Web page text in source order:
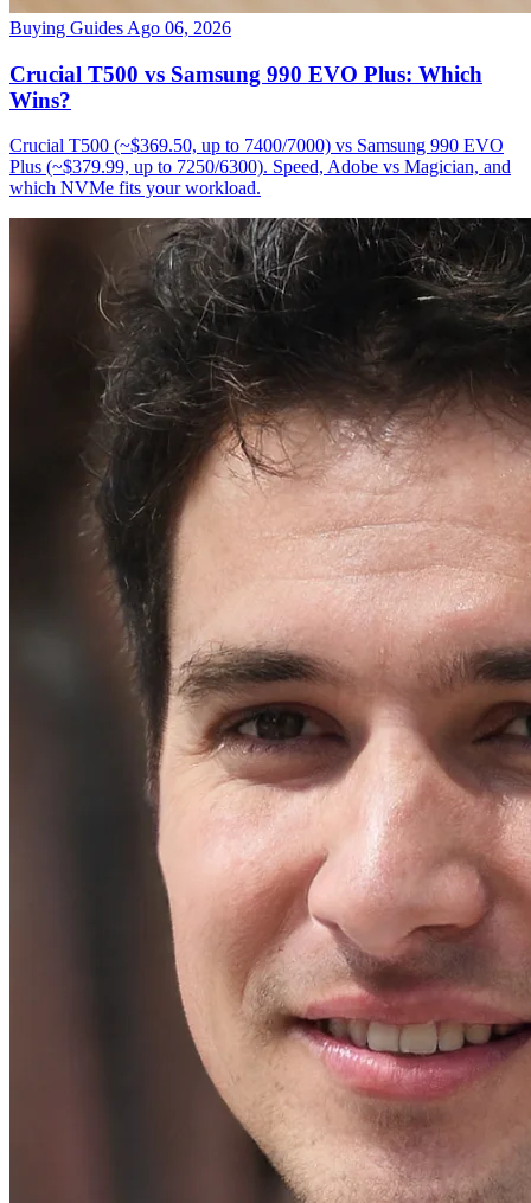
Buying Guides Ago 06, 2026
Crucial T500 vs Samsung 990 EVO Plus: Which
Wins?
Crucial T500 (~$369.50, up to 7400/7000) vs Samsung 990 EVO
Plus (~$379.99, up to 7250/6300). Speed, Adobe vs Magician, and
which NVMe fits your workload.